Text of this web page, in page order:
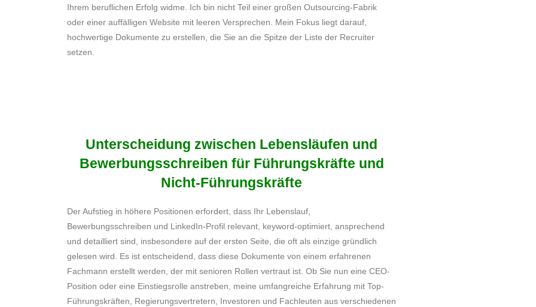
Ihrem beruflichen Erfolg widme. Ich bin nicht Teil einer großen Outsourcing-Fabrik
oder einer auffälligen Website mit leeren Versprechen. Mein Fokus liegt darauf,
hochwertige Dokumente zu erstellen, die Sie an die Spitze der Liste der Recruiter
setzen.
Unterscheidung zwischen Lebensläufen und
Bewerbungsschreiben für Führungskräfte und
Nicht-Führungskräfte
Der Aufstieg in höhere Positionen erfordert, dass Ihr Lebenslauf,
Bewerbungsschreiben und LinkedIn-Profil relevant, keyword-optimiert, ansprechend
und detailliert sind, insbesondere auf der ersten Seite, die oft als einzige gründlich
gelesen wird. Es ist entscheidend, dass diese Dokumente von einem erfahrenen
Fachmann erstellt werden, der mit senioren Rollen vertraut ist. Ob Sie nun eine CEO-
Position oder eine Einstiegsrolle anstreben, meine umfangreiche Erfahrung mit Top-
Führungskräften, Regierungsvertretern, Investoren und Fachleuten aus verschiedenen